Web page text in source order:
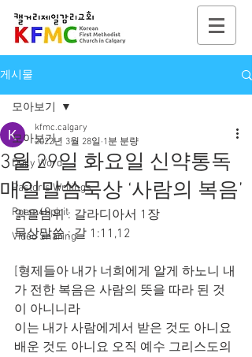
게시물
모아보기
Daily Word
Pastor's Writings
Poem4Spirit
Video Sharing
모아보기
3월 29일 화요일 신약통독
매일말씀묵상 ‘사람의 복음’
kfmc.calgary
2022년 3월 28일 1분 분량
읽을범위 : 갈라디아서 1장
묵상말씀 : 갈 1:11,12
[형제들아 내가 너희에게 알게 하노니 내
가 전한 복음은 사람의 뜻을 따라 된 것
이 아니니라
이는 내가 사람에게서 받은 것도 아니요
배운 것도 아니요 오직 예수 그리스도의